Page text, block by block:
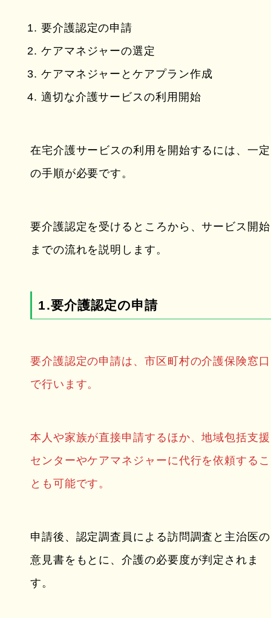
要介護認定の申請
ケアマネジャーの選定
ケアマネジャーとケアプラン作成
適切な介護サービスの利用開始
在宅介護サービスの利用を開始するには、一定
の手順が必要です。
要介護認定を受けるところから、サービス開始
までの流れを説明します。
1.要介護認定の申請
要介護認定の申請は、市区町村の介護保険窓口
で行います。
本人や家族が直接申請するほか、地域包括支援
センターやケアマネジャーに代行を依頼するこ
とも可能です。
申請後、認定調査員による訪問調査と主治医の
意見書をもとに、介護の必要度が判定されま
す。